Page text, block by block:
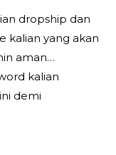
dropship dan
kalian yang akan
aman…
kalian
demi